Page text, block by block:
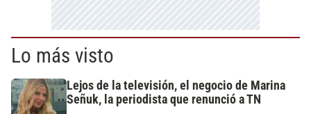
Lo más visto
Lejos de la televisión, el negocio de Marina
Señuk, la periodista que renunció a TN